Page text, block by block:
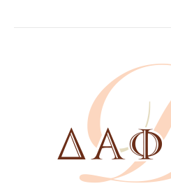
προϊόντος